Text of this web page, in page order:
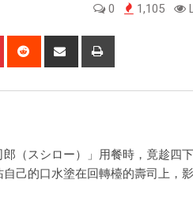
0 1,105
（スシロー）」用餐時，竟趁四
己的口水塗在回轉檯的壽司上，